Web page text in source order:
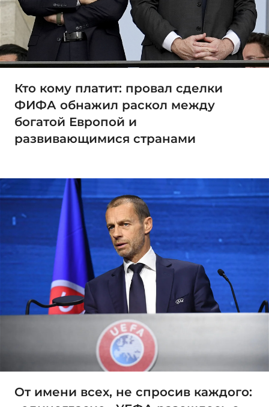
Кто кому платит: провал сделки
ФИФА обнажил раскол между
богатой Европой и
развивающимися странами
От имени всех, не спросив каждого: